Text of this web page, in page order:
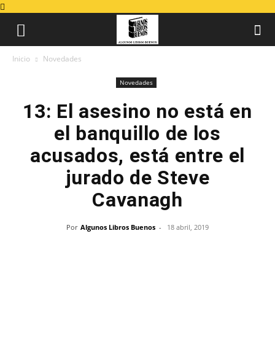
Inicio Novedades
Novedades
13: El asesino no está en
el banquillo de los
acusados, está entre el
jurado de Steve
Cavanagh
Por Algunos Libros Buenos - 18 abril, 2019